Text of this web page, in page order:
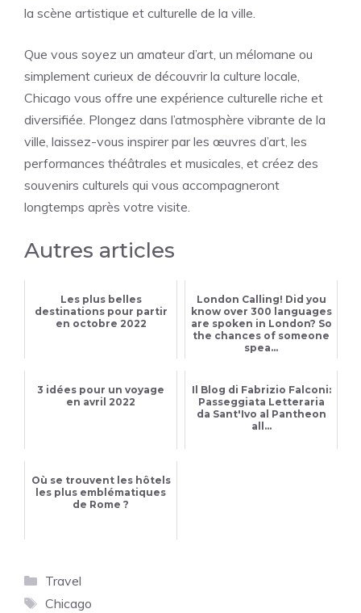
la scène artistique et culturelle de la ville.
Que vous soyez un amateur d’art, un mélomane ou
simplement curieux de découvrir la culture locale,
Chicago vous offre une expérience culturelle riche et
diversifiée. Plongez dans l’atmosphère vibrante de la
ville, laissez-vous inspirer par les œuvres d’art, les
performances théâtrales et musicales, et créez des
souvenirs culturels qui vous accompagneront
longtemps après votre visite.
Autres articles
Les plus belles
destinations pour partir
en octobre 2022
London Calling! Did you
know over 300 languages
are spoken in London? So
the chances of someone
spea...
3 idées pour un voyage
en avril 2022
Il Blog di Fabrizio Falconi:
Passeggiata Letteraria
da Sant'Ivo al Pantheon
all...
Où se trouvent les hôtels
les plus emblématiques
de Rome ?
Catégories
Travel
Étiquettes
Chicago